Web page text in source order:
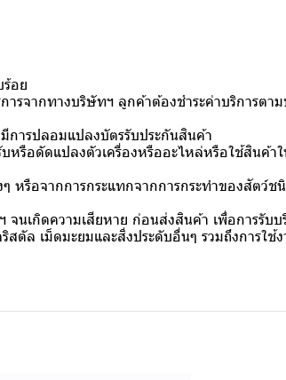
อย
ากทางบริษัทฯ ลูกค้าต้องชำระค่าบริการตาม
ารปลอมแปลงบัตรรับประกันสินค้า
หรือดัดแปลงตัวเครื่องหรืออะไหล่หรือใช้สินค้
รือจากการกระแทกจากการกระทำของสัตว์ช
เกิดความเสียหาย ก่อนส่งสินค้า เพื่อการรับบ
ล เม็ดมะยมและสิ่งประดับอื่นๆ รวมถึงการใช้